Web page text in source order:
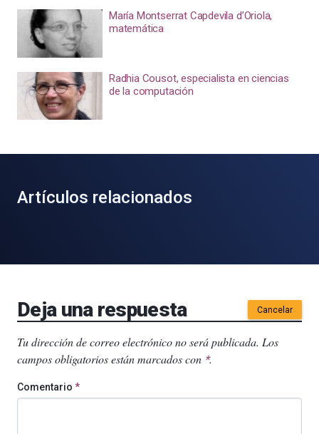
María Montserrat Capdevila d’Oriola,
matemática
Radhia Cousot, especialista en ciencias
de la computación
Artículos relacionados
Deja una respuesta Cancelar
Tu dirección de correo electrónico no será publicada. Los
campos obligatorios están marcados con *.
Comentario *